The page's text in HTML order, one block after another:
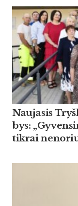
Nau­ja­sis
bys:
tik­rai